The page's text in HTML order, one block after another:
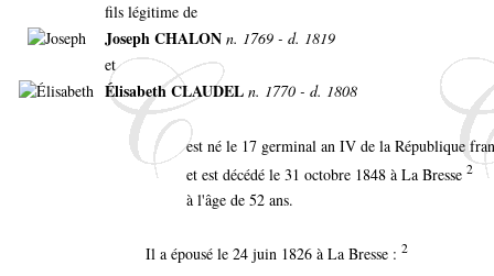
fils légitime de
Joseph CHALON n. 1769 - d. 1819
et
Élisabeth CLAUDEL n. 1770 - d. 1808
est né le 17 germinal an IV de la République
et est décédé le 31 octobre 1848 à La Bresse 2
à l'âge de 52 ans.
Il a épousé le 24 juin 1826 à La Bresse : 2